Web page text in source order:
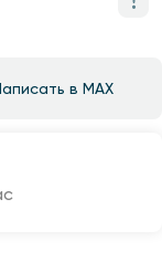
в MAX